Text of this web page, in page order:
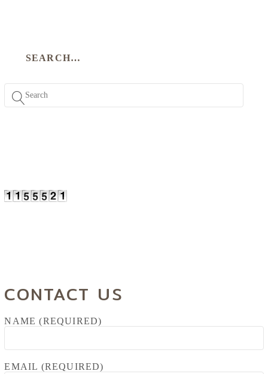
SEARCH…
CONTACT US
NAME (REQUIRED)
EMAIL (REQUIRED)